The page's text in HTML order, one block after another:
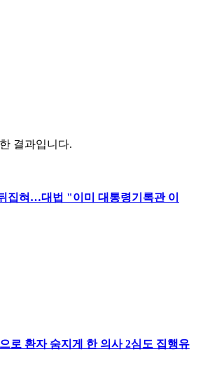
결과입니다.
집혀…대법 "이미 대통령기록관 이
로 환자 숨지게 한 의사 2심도 집행유